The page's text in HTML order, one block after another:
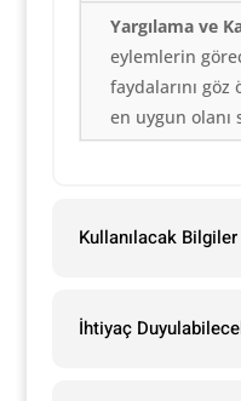
Yargılama ve
eylemlerin
faydalarını
en uygun olanı
Kullanılacak Bilgiler
İhtiyaç